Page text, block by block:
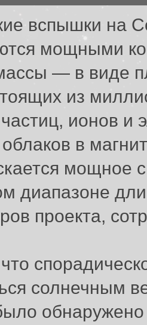
вспышки на
мощными
— в виде
из
ионов и
в
мощное
диапазоне
проекта,
солнечным